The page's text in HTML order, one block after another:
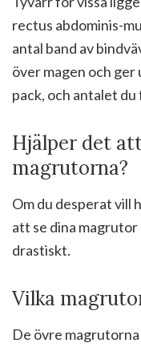
rectus abdominis-
antal band av
över magen och
pack, och antalet
Hjälper det
magrutorna?
Om du desperat
att se dina
drastiskt.
Vilka
De övre